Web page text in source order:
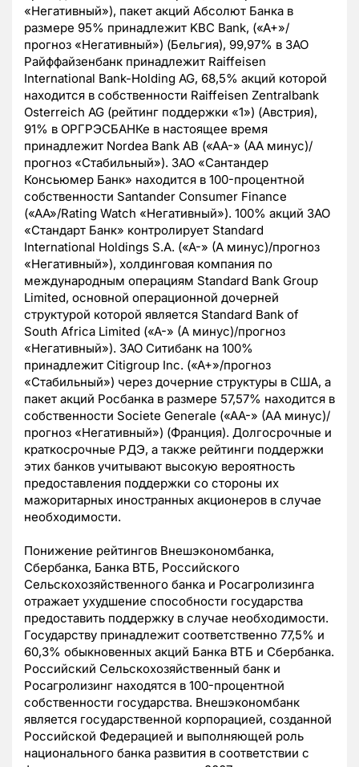
«Негативный»), пакет акций Абсолют Банка в
размере 95% принадлежит KBC Bank, («A+»/
прогноз «Негативный») (Бельгия), 99,97% в ЗАО
Райффайзенбанк принадлежит Raiffeisen
International Bank-Holding AG, 68,5% акций которой
находится в собственности Raiffeisen Zentralbank
Osterreich AG (рейтинг поддержки «1») (Австрия),
91% в ОРГРЭСБАНКе в настоящее время
принадлежит Nordea Bank AB («AA-» (AA минус)/
прогноз «Стабильный»). ЗАО «Сантандер
Консьюмер Банк» находится в 100-процентной
собственности Santander Consumer Finance
(«AA»/Rating Watch «Негативный»). 100% акций ЗАО
«Стандарт Банк» контролирует Standard
International Holdings S.A. («A-» (A минус)/прогноз
«Негативный»), холдинговая компания по
международным операциям Standard Bank Group
Limited, основной операционной дочерней
структурой которой является Standard Bank of
South Africa Limited («A-» (A минус)/прогноз
«Негативный»). ЗАО Ситибанк на 100%
принадлежит Citigroup Inc. («A+»/прогноз
«Стабильный») через дочерние структуры в США, а
пакет акций Росбанка в размере 57,57% находится в
собственности Societe Generale («AA-» (AA минус)/
прогноз «Негативный») (Франция). Долгосрочные и
краткосрочные РДЭ, а также рейтинги поддержки
этих банков учитывают высокую вероятность
предоставления поддержки со стороны их
мажоритарных иностранных акционеров в случае
необходимости.
Понижение рейтингов Внешэкономбанка,
Сбербанка, Банка ВТБ, Российского
Сельскохозяйственного банка и Росагролизинга
отражает ухудшение способности государства
предоставить поддержку в случае необходимости.
Государству принадлежит соответственно 77,5% и
60,3% обыкновенных акций Банка ВТБ и Сбербанка.
Российский Сельскохозяйственный банк и
Росагролизинг находятся в 100-процентной
собственности государства. Внешэкономбанк
является государственной корпорацией, созданной
Российской Федерацией и выполняющей роль
национального банка развития в соответствии с